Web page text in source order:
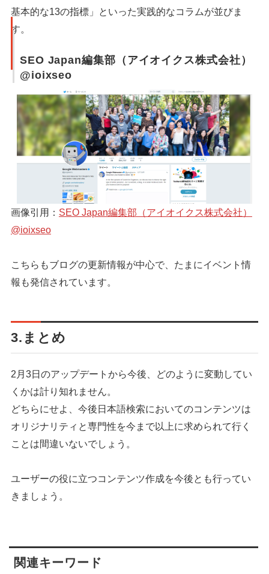
基本的な13の指標」といった実践的なコラムが並びま
す。
SEO Japan編集部（アイオイクス株式会社）
@ioixseo
画像引用： SEO Japan編集部（アイオイクス株式会社）
@ioixseo
こちらもブログの更新情報が中心で、たまにイベント情
報も発信されています。
3.まとめ
2月3日のアップデートから今後、どのように変動してい
くかは計り知れません。
どちらにせよ、今後日本語検索においてのコンテンツは
オリジナリティと専門性を今まで以上に求められて行く
ことは間違いないでしょう。
ユーザーの役に立つコンテンツ作成を今後とも行ってい
きましょう。
関連キーワード